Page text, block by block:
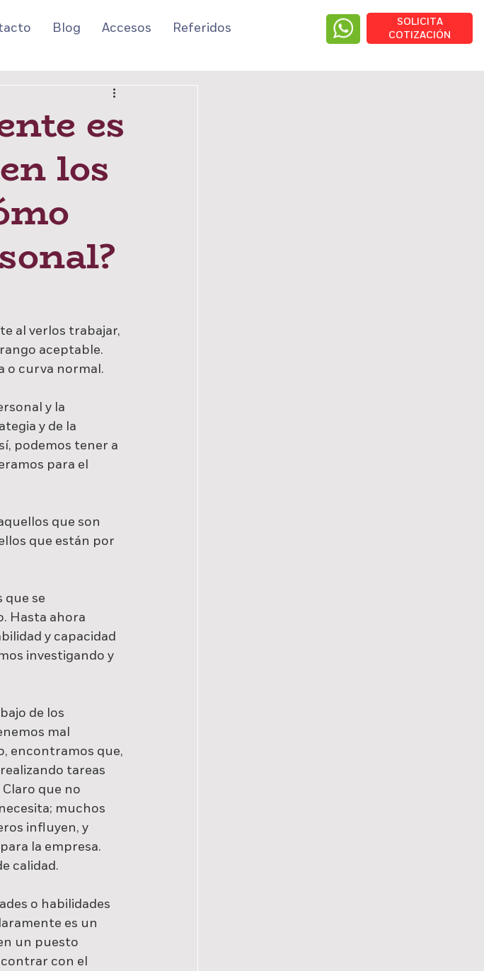
Blog Accesos Referidos
SOLICITA
COTIZACIÓN
es
los
al verlos trabajar,
aceptable.
o curva normal.
y la
y de la
podemos tener a
para el
que son
que están por
se
Hasta ahora
y capacidad
investigando y
de los
mal
encontramos que,
tareas
que no
muchos
influyen, y
la empresa.
calidad.
o habilidades
es un
un puesto
con el